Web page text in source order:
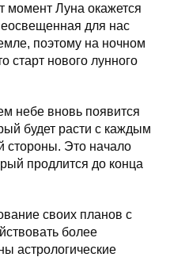
момент Луна окажется
для нас
поэтому на ночном
старт нового лунного
небе вновь появится
будет расти с каждым
стороны. Это начало
продлится до конца
своих планов с
более
астрологические